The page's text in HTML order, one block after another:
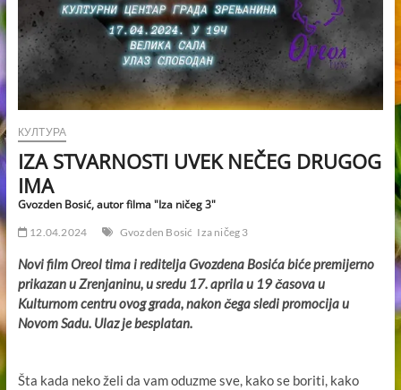
КУЛТУРА
IZA STVARNOSTI UVEK NEČEG DRUGOG
IMA
Gvozden Bosić, autor filma "Iza ničeg 3"
12.04.2024 Gvozden Bosić Iza ničeg 3
Novi film Oreol tima i reditelja Gvozdena Bosića biće premijerno
prikazan u Zrenjaninu, u sredu 17. aprila u 19 časova u
Kulturnom centru ovog grada, nakon čega sledi promocija u
Novom Sadu. Ulaz je besplatan.
Šta kada neko želi da vam oduzme sve, kako se boriti, kako